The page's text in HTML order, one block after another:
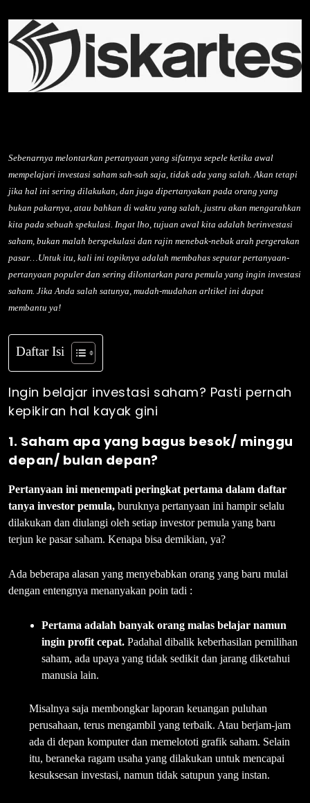
Sebenarnya melontarkan pertanyaan yang sifatnya sepele ketika awal
mempelajari investasi saham sah-sah saja, tidak ada yang salah. Akan tetapi
jika hal ini sering dilakukan, dan juga dipertanyakan pada orang yang
bukan pakarnya, atau bahkan di waktu yang salah, justru akan mengarahkan
kita pada sebuah spekulasi. Ingat lho, tujuan awal kita adalah berinvestasi
saham, bukan malah berspekulasi dan rajin menebak-nebak arah pergerakan
pasar…Untuk itu, kali ini topiknya adalah membahas seputar pertanyaan-
pertanyaan populer dan sering dilontarkan para pemula yang ingin investasi
saham. Jika Anda salah satunya, mudah-mudahan arltikel ini dapat
membantu ya!
Daftar Isi
Ingin belajar investasi saham? Pasti pernah
kepikiran hal kayak gini
1. Saham apa yang bagus besok/ minggu
depan/ bulan depan?
Pertanyaan ini menempati peringkat pertama dalam daftar
tanya investor pemula, buruknya pertanyaan ini hampir selalu
dilakukan dan diulangi oleh setiap investor pemula yang baru
terjun ke pasar saham. Kenapa bisa demikian, ya?
Ada beberapa alasan yang menyebabkan orang yang baru mulai
dengan entengnya menanyakan poin tadi :
Pertama adalah banyak orang malas belajar namun
ingin profit cepat. Padahal dibalik keberhasilan pemilihan
saham, ada upaya yang tidak sedikit dan jarang diketahui
manusia lain.
Misalnya saja membongkar laporan keuangan puluhan
perusahaan, terus mengambil yang terbaik. Atau berjam-jam
ada di depan komputer dan memelototi grafik saham. Selain
itu, beraneka ragam usaha yang dilakukan untuk mencapai
kesuksesan investasi, namun tidak satupun yang instan.